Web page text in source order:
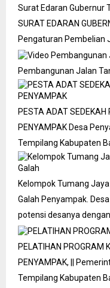
Surat Edaran Gubernur
SURAT EDARAN
Pengaturan Pembelian
Pembangunan Jalan
PESTA ADAT SEDEKAH
PENYAMPAK Desa
Tempilang Kabupaten
Kelompok Tumang
Galah Penyampak.
potensi desanya
PELATIHAN PROGRAM
PENYAMPAK, ||
Tempilang Kabupaten